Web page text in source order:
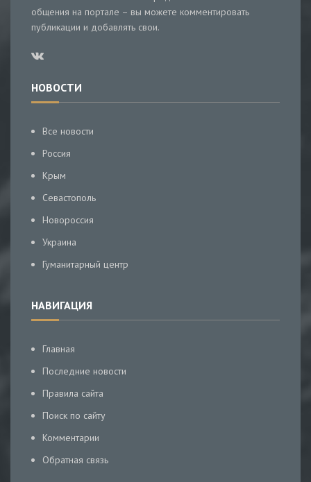
общения на портале – вы можете комментировать
публикации и добавлять свои.
НОВОСТИ
Все новости
Россия
Крым
Севастополь
Новороссия
Украина
Гуманитарный центр
НАВИГАЦИЯ
Главная
Последние новости
Правила сайта
Поиск по сайту
Комментарии
Обратная связь